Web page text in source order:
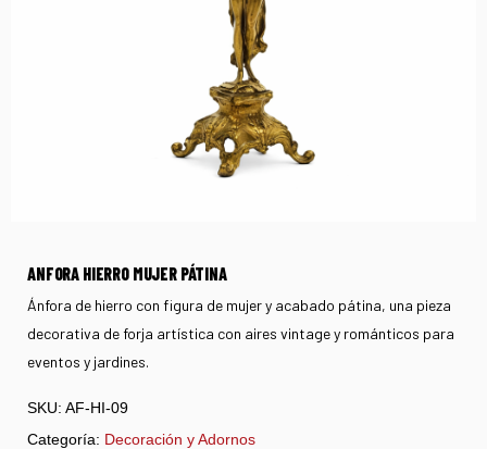
ANFORA HIERRO MUJER PÁTINA
Ánfora de hierro con figura de mujer y acabado pátina, una pieza
decorativa de forja artística con aires vintage y románticos para
eventos y jardines.
SKU: AF-HI-09
Categoría: Decoración y Adornos